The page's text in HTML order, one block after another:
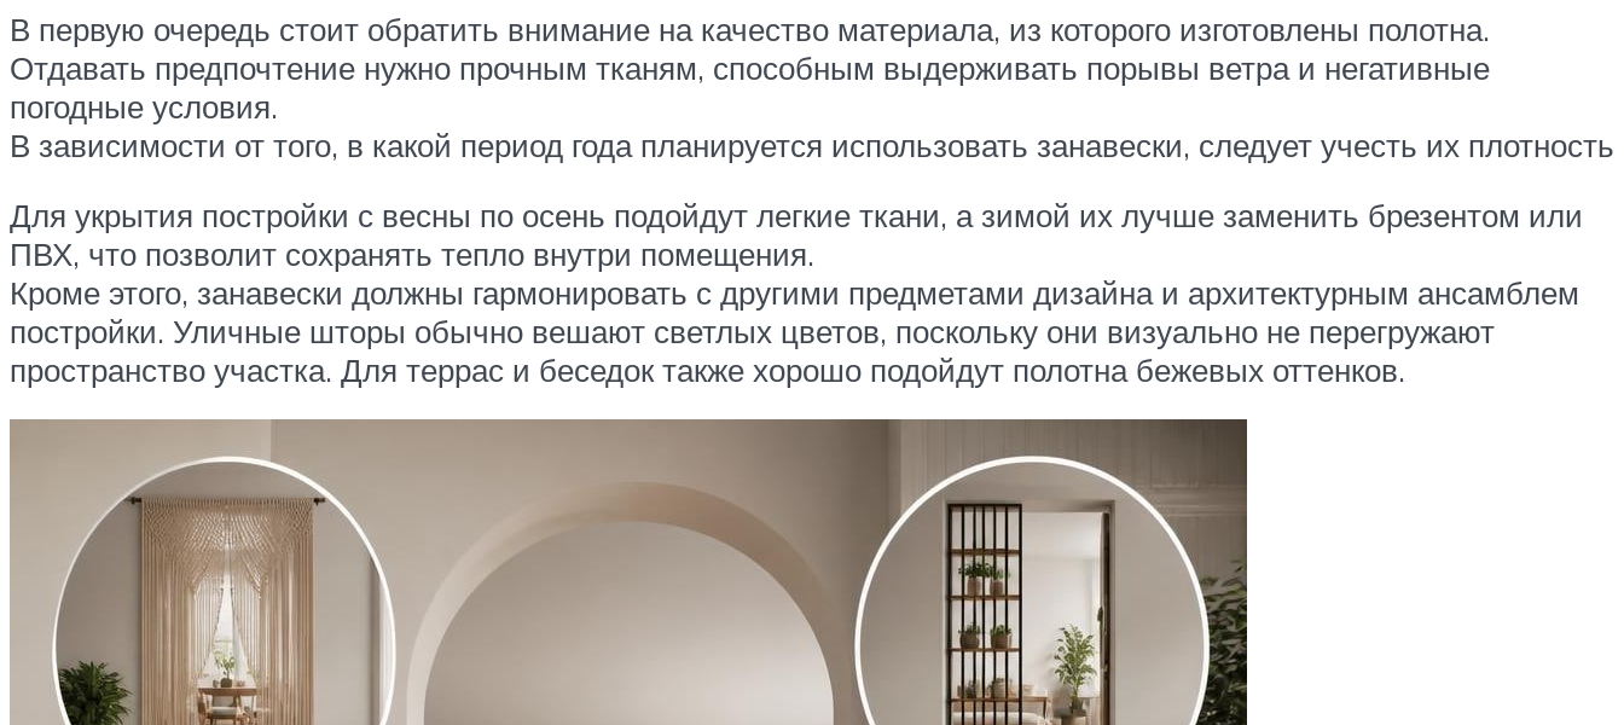
В первую очередь стоит обратить внимание на качество материала, из которого изготовлены полотна.
Отдавать предпочтение нужно прочным тканям, способным выдерживать порывы ветра и негативные
погодные условия.
В зависимости от того, в какой период года планируется использовать занавески, следует учесть их плотность
Для укрытия постройки с весны по осень подойдут легкие ткани, а зимой их лучше заменить брезентом или
ПВХ, что позволит сохранять тепло внутри помещения.
Кроме этого, занавески должны гармонировать с другими предметами дизайна и архитектурным ансамблем
постройки. Уличные шторы обычно вешают светлых цветов, поскольку они визуально не перегружают
пространство участка. Для террас и беседок также хорошо подойдут полотна бежевых оттенков.